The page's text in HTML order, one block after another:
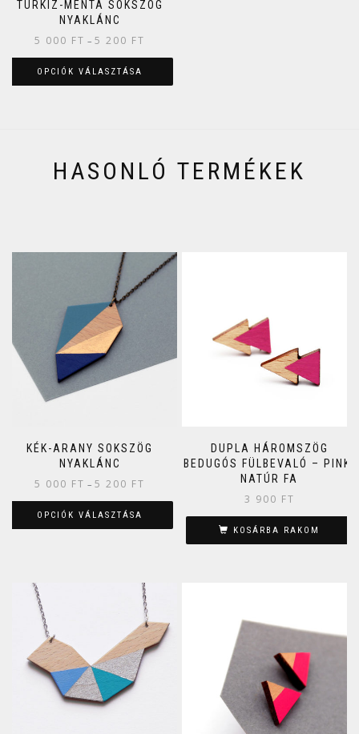
TÜRKIZ-MENTA SOKSZÖG
NYAKLÁNC
5 000 FT – 5 200 FT
OPCIÓK VÁLASZTÁSA
HASONLÓ TERMÉKEK
KÉK-ARANY SOKSZÖG
NYAKLÁNC
5 000 FT – 5 200 FT
OPCIÓK VÁLASZTÁSA
DUPLA HÁROMSZÖG
BEDUGÓS FÜLBEVALÓ – PINK,
NATÚR FA
3 900 FT
KOSÁRBA RAKOM